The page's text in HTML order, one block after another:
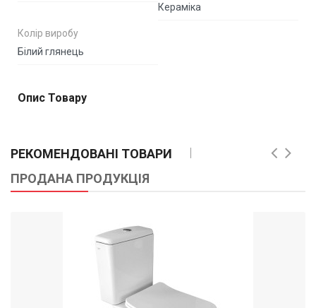
Кераміка
Колір виробу
Білий глянець
Опис Товару
РЕКОМЕНДОВАНІ ТОВАРИ
ПРОДАНА ПРОДУКЦІЯ